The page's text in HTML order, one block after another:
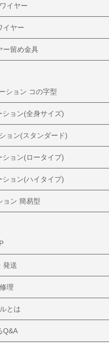
イヤー
イヤー
ー留め金具
ション コの字型
ョン(全身サイズ)
ョン(スタンダード)
ョン(ロータイプ)
ョン(ハイタイプ)
ョン 簡易型
発送
理
とは
Q&A